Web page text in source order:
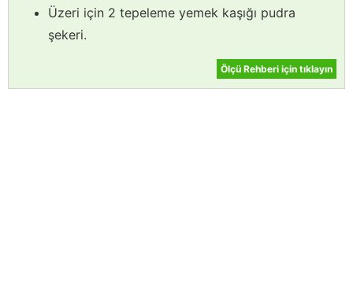
Üzeri için 2 tepeleme yemek kaşığı pudra
şekeri.
Ölçü Rehberi için tıklayın